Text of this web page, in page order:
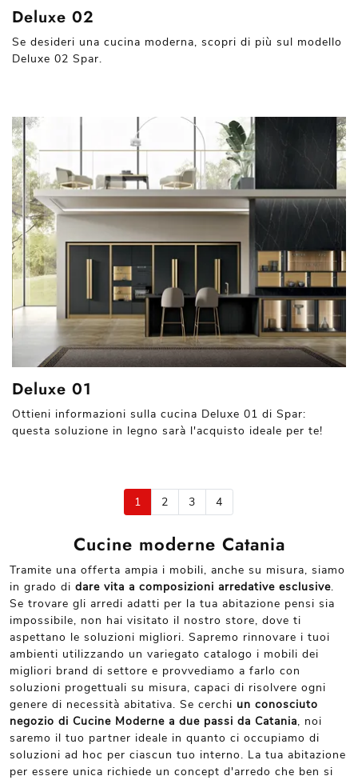
Deluxe 02
Se desideri una cucina moderna, scopri di più sul modello
Deluxe 02 Spar.
Deluxe 01
Ottieni informazioni sulla cucina Deluxe 01 di Spar:
questa soluzione in legno sarà l'acquisto ideale per te!
1 2 3 4
Cucine moderne Catania
Tramite una offerta ampia i mobili, anche su misura, siamo
in grado di dare vita a composizioni arredative esclusive.
Se trovare gli arredi adatti per la tua abitazione pensi sia
impossibile, non hai visitato il nostro store, dove ti
aspettano le soluzioni migliori. Sapremo rinnovare i tuoi
ambienti utilizzando un variegato catalogo i mobili dei
migliori brand di settore e provvediamo a farlo con
soluzioni progettuali su misura, capaci di risolvere ogni
genere di necessità abitativa. Se cerchi un conosciuto
negozio di Cucine Moderne a due passi da Catania, noi
saremo il tuo partner ideale in quanto ci occupiamo di
soluzioni ad hoc per ciascun tuo interno. La tua abitazione
per essere unica richiede un concept d'arredo che ben si